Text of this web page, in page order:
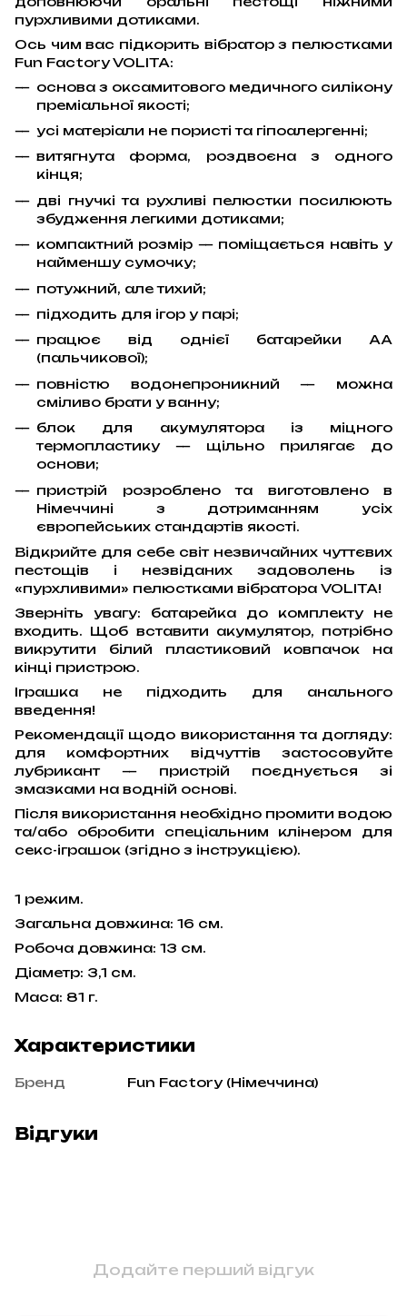
пурхливими дотиками.
Ось чим вас підкорить вібратор з пелюстками
Fun Factory VOLITA:
основа з оксамитового медичного силікону
преміальної якості;
усі матеріали не пористі та гіпоалергенні;
витягнута форма, роздвоєна з одного
кінця;
дві гнучкі та рухливі пелюстки посилюють
збудження легкими дотиками;
компактний розмір — поміщається навіть у
найменшу сумочку;
потужний, але тихий;
підходить для ігор у парі;
працює від однієї батарейки АА
(пальчикової);
повністю водонепроникний — можна
сміливо брати у ванну;
блок для акумулятора із міцного
термопластику — щільно прилягає до
основи;
пристрій розроблено та виготовлено в
Німеччині з дотриманням усіх
європейських стандартів якості.
Відкрийте для себе світ незвичайних чуттєвих
пестощів і незвіданих задоволень із
«пурхливими» пелюстками вібратора VOLITA!
Зверніть увагу: батарейка до комплекту не
входить. Щоб вставити акумулятор, потрібно
викрутити білий пластиковий ковпачок на
кінці пристрою.
Іграшка не підходить для анального
введення!
Рекомендації щодо використання та догляду:
для комфортних відчуттів застосовуйте
лубрикант — пристрій поєднується зі
змазками на водній основі.
Після використання необхідно промити водою
та/або обробити спеціальним клінером для
секс-іграшок (згідно з інструкцією).
1 режим.
Загальна довжина: 16 см.
Робоча довжина: 13 см.
Діаметр: 3,1 см.
Маса: 81 г.
Характеристики
Бренд Fun Factory (Німеччина)
Відгуки
Додайте перший відгук